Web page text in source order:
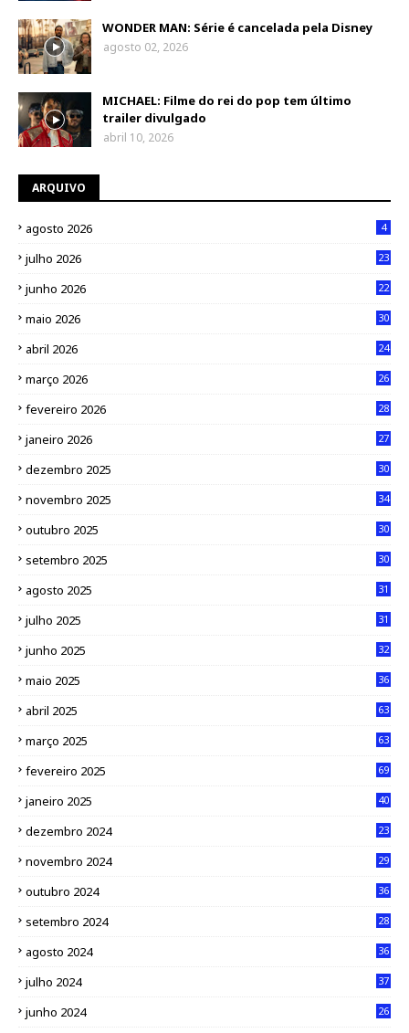
WONDER MAN: Série é cancelada pela Disney
agosto 02, 2026
MICHAEL: Filme do rei do pop tem último
trailer divulgado
abril 10, 2026
ARQUIVO
agosto 2026 4
julho 2026 23
junho 2026 22
maio 2026 30
abril 2026 24
março 2026 26
fevereiro 2026 28
janeiro 2026 27
dezembro 2025 30
novembro 2025 34
outubro 2025 30
setembro 2025 30
agosto 2025 31
julho 2025 31
junho 2025 32
maio 2025 36
abril 2025 63
março 2025 63
fevereiro 2025 69
janeiro 2025 40
dezembro 2024 23
novembro 2024 29
outubro 2024 36
setembro 2024 28
agosto 2024 36
julho 2024 37
junho 2024 26